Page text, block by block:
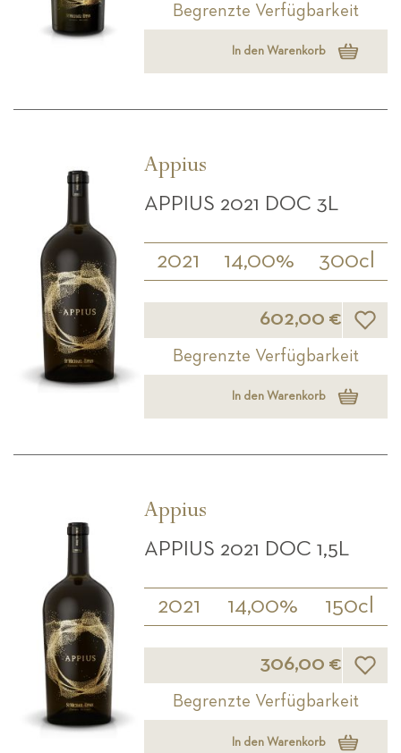
Begrenzte Verfügbarkeit
In den Warenkorb
Appius
APPIUS 2021 DOC 3L
2021 14,00% 300cl
602,00 €
Begrenzte Verfügbarkeit
In den Warenkorb
Appius
APPIUS 2021 DOC 1,5L
2021 14,00% 150cl
306,00 €
Begrenzte Verfügbarkeit
In den Warenkorb